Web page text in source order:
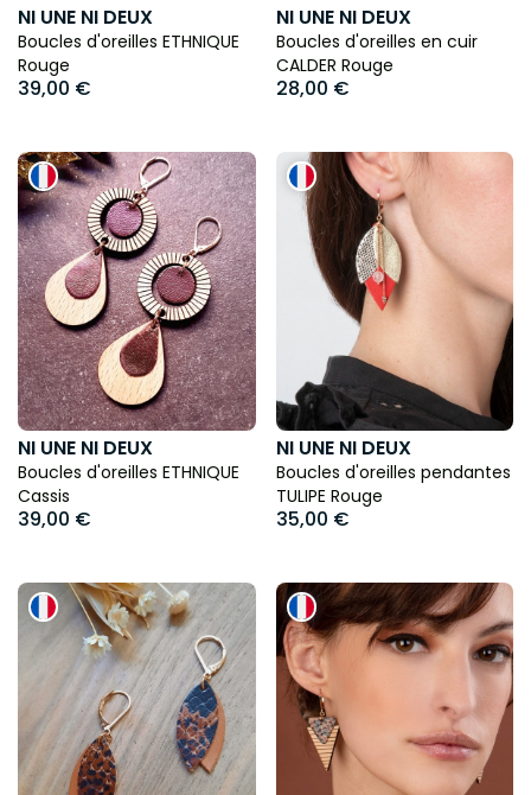
NI UNE NI DEUX
Boucles d'oreilles ETHNIQUE
Rouge
39,00 €
NI UNE NI DEUX
Boucles d'oreilles en cuir
CALDER Rouge
28,00 €
NI UNE NI DEUX
Boucles d'oreilles ETHNIQUE
Cassis
39,00 €
NI UNE NI DEUX
Boucles d'oreilles pendantes
TULIPE Rouge
35,00 €